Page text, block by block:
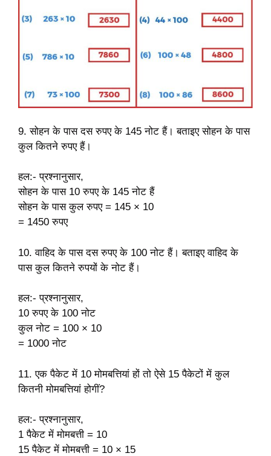
9. सोहन के पास दस रुपए के 145 नोट हैं। बताइए सोहन के पास
कुल कितने रुपए हैं।
हल:- प्रश्नानुसार,
सोहन के पास 10 रुपए के 145 नोट हैं
सोहन के पास कुल रुपए = 145 × 10
= 1450 रुपए
10. वाहिद के पास दस रुपए के 100 नोट हैं। बताइए वाहिद के
पास कुल कितने रुपयों के नोट हैं।
हल:- प्रश्नानुसार,
10 रुपए के 100 नोट
कुल नोट = 100 × 10
= 1000 नोट
11. एक पैकेट में 10 मोमबत्तियां हों तो ऐसे 15 पैकेटों में कुल
कितनी मोमबत्तियां होगीं?
हल:- प्रश्नानुसार,
1 पैकेट में मोमबत्ती = 10
15 पैकेट में मोमबत्ती = 10 × 15